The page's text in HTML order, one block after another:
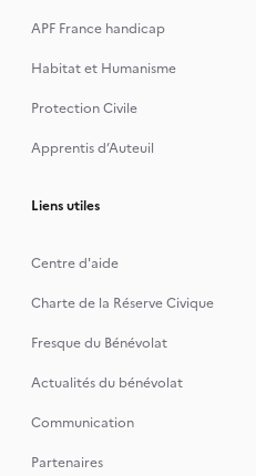
APF France handicap
Habitat et Humanisme
Protection Civile
Apprentis d’Auteuil
Liens utiles
Centre d'aide
Charte de la Réserve Civique
Fresque du Bénévolat
Actualités du bénévolat
Communication
Partenaires